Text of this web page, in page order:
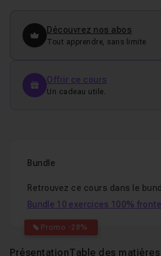
Découvrez nos abos
Tout apprendre, sans limite
Offrir ce cours
Un cadeau utile.
Bundle
Retrouvez ce cours dans le
Promo -28%
Bundle 10 exercices 100%
PrésentationTable des matières